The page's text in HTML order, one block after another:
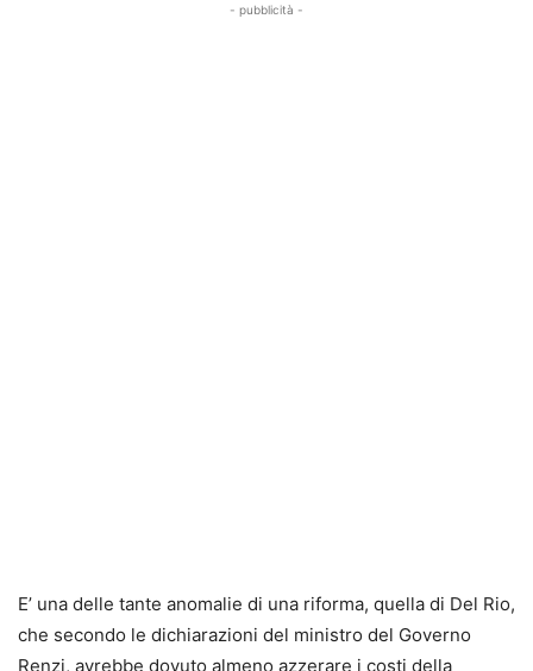
- pubblicità -
E’ una delle tante anomalie di una riforma, quella di Del Rio,
che secondo le dichiarazioni del ministro del Governo
Renzi, avrebbe dovuto almeno azzerare i costi della